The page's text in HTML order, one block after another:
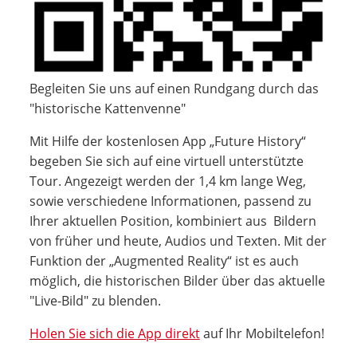
Begleiten Sie uns auf einen Rundgang durch das
"historische Kattenvenne"
Mit Hilfe der kostenlosen App „Future History“
begeben Sie sich auf eine virtuell unterstützte
Tour. Angezeigt werden der 1,4 km lange Weg,
sowie verschiedene Informationen, passend zu
Ihrer aktuellen Position, kombiniert aus Bildern
von früher und heute, Audios und Texten. Mit der
Funktion der „Augmented Reality“ ist es auch
möglich, die historischen Bilder über das aktuelle
"Live-Bild" zu blenden.
Holen Sie sich die App direktauf Ihr Mobiltelefon!